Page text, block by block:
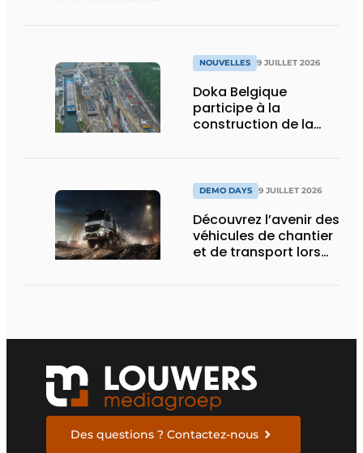
NOUVELLES 9 JUILLET 2026
Doka Belgique
participe à la
construction de la
DEMO DAYS 9 JUILLET 2026
Découvrez l’avenir des
véhicules de chantier
et de transport lors
Des questions ? Contactez-nous